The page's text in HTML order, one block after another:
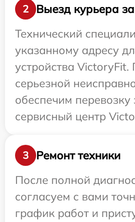
2
Выезд курьера
Технический
указанному адресу
устройства VictoryFit.
серьезной
обеспечим перевозку
сервисный центр
3
Ремонт техники
После полной
согласуем с вами
график работ и